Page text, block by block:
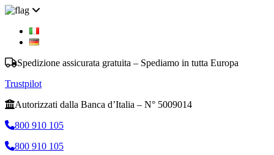
Spedizione assicurata gratuita – Spediamo in tutta Europa
Trustpilot
Autorizzati dalla Banca d’Italia – N° 5009014
800 910 105
800 910 105